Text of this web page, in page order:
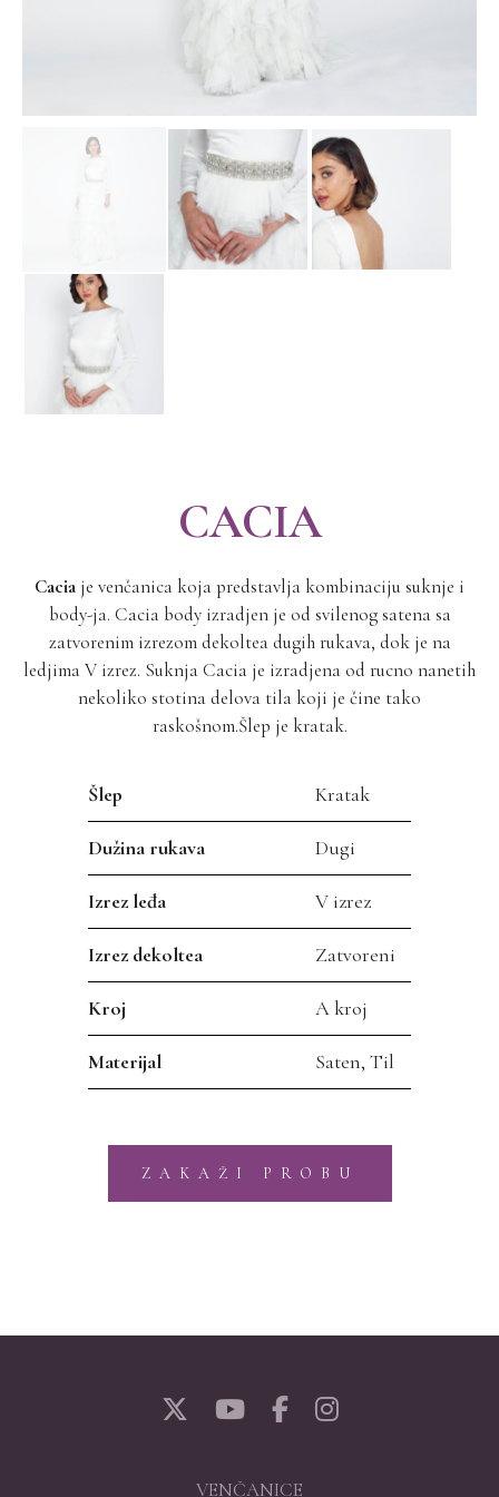
CACIA
Cacia je venčanica koja predstavlja kombinaciju suknje i
body-ja. Cacia body izradjen je od svilenog satena sa
zatvorenim izrezom dekoltea dugih rukava, dok je na
ledjima V izrez. Suknja Cacia je izradjena od rucno nanetih
nekoliko stotina delova tila koji je čine tako
raskošnom.Šlep je kratak.
Šlep Kratak
Dužina rukava Dugi
Izrez leđa V izrez
Izrez dekoltea Zatvoreni
Kroj A kroj
Materijal Saten, Til
ZAKAŽI PROBU
VENČANICE